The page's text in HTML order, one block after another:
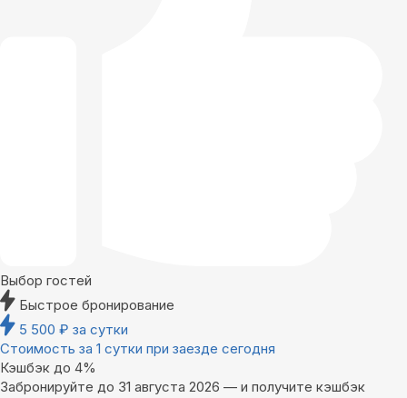
Выбор гостей
Быстрое бронирование
5 500 ₽ за сутки
Стоимость за 1 сутки при заезде сегодня
Кэшбэк до 4%
Забронируйте до 31 августа 2026 — и получите кэшбэк